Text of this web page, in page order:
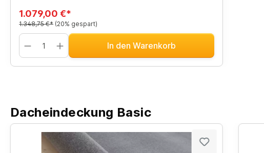
1.079,00 €*
1.348,75 €* (20% gespart)
In den Warenkorb
Dacheindeckung Basic